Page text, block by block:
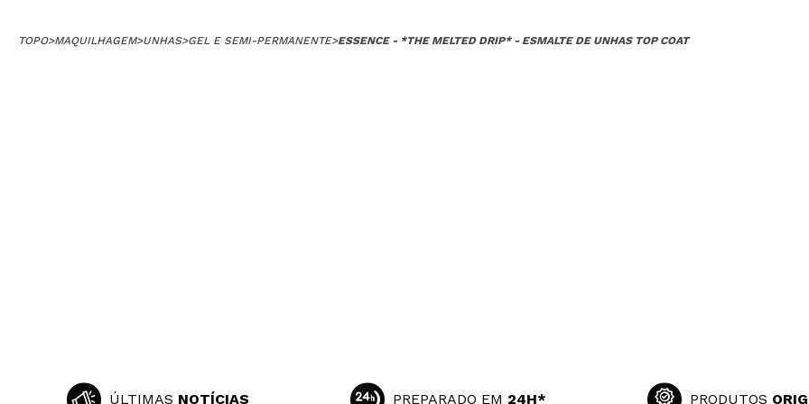
TOPO>MAQUILHAGEM>UNHAS>GEL E SEMI-PERMANENTE>ESSENCE - *THE MELTED DRIP* - ESMALTE DE UNHAS TOP COAT
ÚLTIMAS NOTÍCIAS PREPARADO EM 24H* PRODUTOS